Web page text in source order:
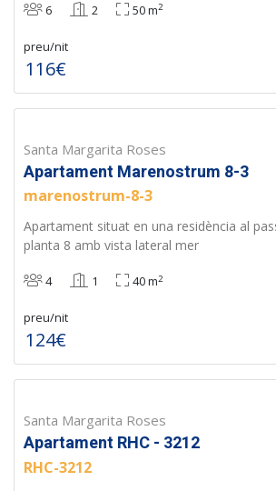
6 2 50 m2
preu/nit
116€
Santa Margarita Roses
Apartament Marenostrum 8-3
marenostrum-8-3
Apartament situat en una residència al
planta 8 amb vista lateral mer
4 1 40 m2
preu/nit
124€
Santa Margarita Roses
Apartament RHC - 3212
RHC-3212